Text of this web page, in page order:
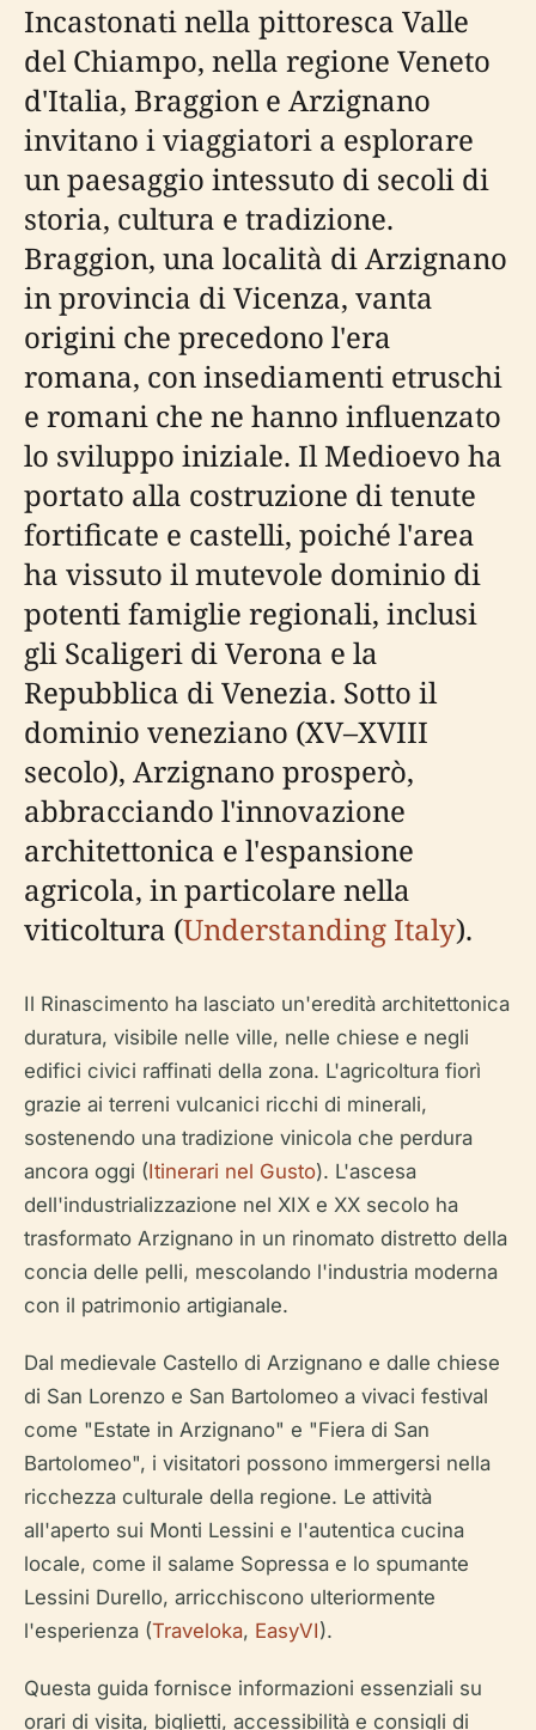
Incastonati nella pittoresca Valle
del Chiampo, nella regione Veneto
d'Italia, Braggion e Arzignano
invitano i viaggiatori a esplorare
un paesaggio intessuto di secoli di
storia, cultura e tradizione.
Braggion, una località di Arzignano
in provincia di Vicenza, vanta
origini che precedono l'era
romana, con insediamenti etruschi
e romani che ne hanno influenzato
lo sviluppo iniziale. Il Medioevo ha
portato alla costruzione di tenute
fortificate e castelli, poiché l'area
ha vissuto il mutevole dominio di
potenti famiglie regionali, inclusi
gli Scaligeri di Verona e la
Repubblica di Venezia. Sotto il
dominio veneziano (XV–XVIII
secolo), Arzignano prosperò,
abbracciando l'innovazione
architettonica e l'espansione
agricola, in particolare nella
viticoltura (Understanding Italy).
Il Rinascimento ha lasciato un'eredità architettonica
duratura, visibile nelle ville, nelle chiese e negli
edifici civici raffinati della zona. L'agricoltura fiorì
grazie ai terreni vulcanici ricchi di minerali,
sostenendo una tradizione vinicola che perdura
ancora oggi (Itinerari nel Gusto). L'ascesa
dell'industrializzazione nel XIX e XX secolo ha
trasformato Arzignano in un rinomato distretto della
concia delle pelli, mescolando l'industria moderna
con il patrimonio artigianale.
Dal medievale Castello di Arzignano e dalle chiese
di San Lorenzo e San Bartolomeo a vivaci festival
come "Estate in Arzignano" e "Fiera di San
Bartolomeo", i visitatori possono immergersi nella
ricchezza culturale della regione. Le attività
all'aperto sui Monti Lessini e l'autentica cucina
locale, come il salame Sopressa e lo spumante
Lessini Durello, arricchiscono ulteriormente
l'esperienza (Traveloka, EasyVI).
Questa guida fornisce informazioni essenziali su
orari di visita, biglietti, accessibilità e consigli di